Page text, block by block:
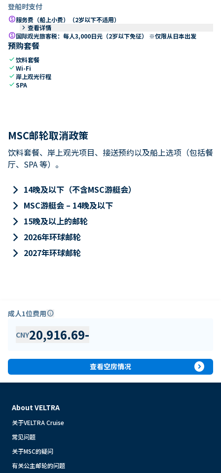
登船时支付
paid服务费（船上小费）（2岁以下不适用）
keyboard_arrow_right 查看详情
paid国际观光旅客税：每人3,000日元（2岁以下免征） ※仅限从日本出发
预购套餐
check饮料套餐
checkWi-Fi
check 岸上观光行程
checkSPA
MSC邮轮取消政策
饮料套餐、岸上观光项目、接送预约以及船上选项（包括餐
厅、SPA 等）。
keyboard_arrow_right 14晚及以下（不含MSC游艇会）
keyboard_arrow_right MSC游艇会 – 14晚及以下
keyboard_arrow_right 15晚及以上的邮轮
keyboard_arrow_right 2026年环球邮轮
keyboard_arrow_right 2027年环球邮轮
成人1位费用info
CNY20,916.69-
查看空房情况 expand_circle_right
About VELTRA
关于VELTRA Cruise
常见问题
关于MSC的疑问
有关公主邮轮的问题